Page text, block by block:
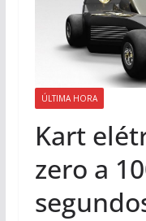
ÚLTIMA HORA
Kart
zero a